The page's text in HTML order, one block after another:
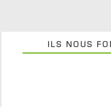
ILS NOUS